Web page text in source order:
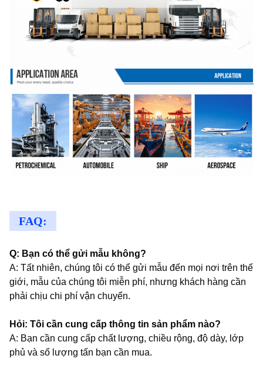
FAQ:
Q: Bạn có thể gửi mẫu không?
A: Tất nhiên, chúng tôi có thể gửi mẫu đến mọi nơi trên thế
giới, mẫu của chúng tôi miễn phí, nhưng khách hàng cần
phải chịu chi phí vận chuyển.
Hỏi: Tôi cần cung cấp thông tin sản phẩm nào?
A: Bạn cần cung cấp chất lượng, chiều rộng, độ dày, lớp
phủ và số lượng tấn bạn cần mua.